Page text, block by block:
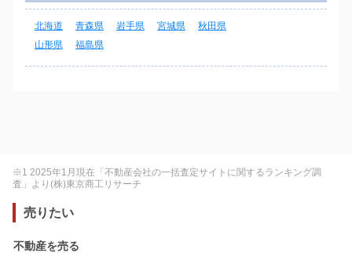
北海道 青森県 岩手県 宮城県
秋田県
山形県
福島県
※1 2025年1月現在「不動産会社の一括査定サイトに関するランキング調
査」より(株)東京商工リサーチ
売りたい
不動産を売る